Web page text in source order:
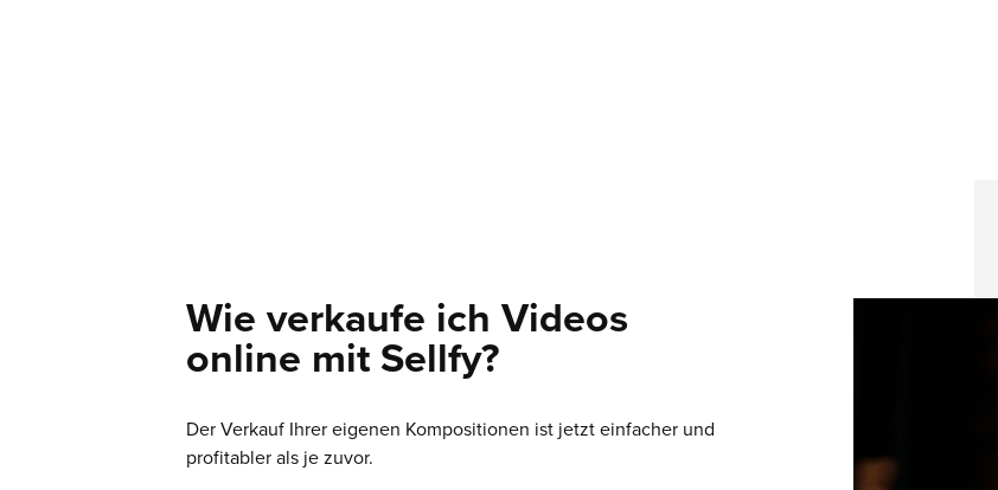
Wie verkaufe ich Videos
online mit Sellfy?
Der Verkauf Ihrer eigenen Kompositionen ist jetzt einfacher und
profitabler als je zuvor.